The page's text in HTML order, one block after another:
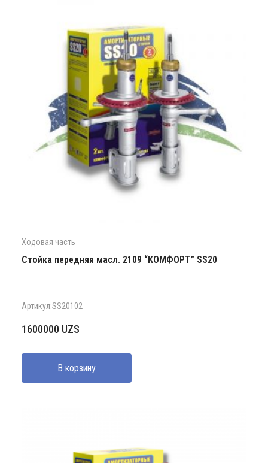
Ходовая часть
Стойка передняя масл. 2109 “КОМФОРТ” SS20
Артикул:SS20102
1600000 UZS
В корзину